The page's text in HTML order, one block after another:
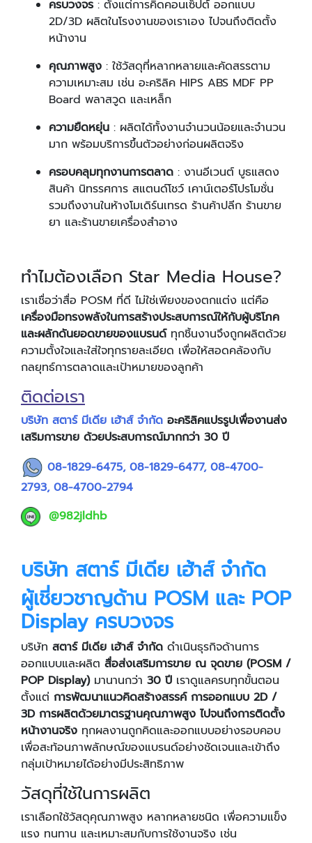
ครบวงจร : ตั้งแต่การคิดคอนเซ็ปต์ ออกแบบ
2D/3D ผลิตในโรงงานของเราเอง ไปจนถึงติดตั้ง
หน้างาน
คุณภาพสูง : ใช้วัสดุที่หลากหลายและคัดสรรตาม
ความเหมาะสม เช่น อะคริลิค HIPS ABS MDF PP
Board พลาสวูด และเหล็ก
ความยืดหยุ่น : ผลิตได้ทั้งงานจำนวนน้อยและจำนวน
มาก พร้อมบริการขึ้นตัวอย่างก่อนผลิตจริง
ครอบคลุมทุกงานการตลาด : งานอีเวนต์ บูธแสดง
สินค้า นิทรรศการ สแตนด์โชว์ เคาน์เตอร์โปรโมชั่น
รวมถึงงานในห้างโมเดิร์นเทรด ร้านค้าปลีก ร้านขาย
ยา และร้านขายเครื่องสำอาง
ทำไมต้องเลือก Star Media House?
เราเชื่อว่าสื่อ POSM ที่ดี ไม่ใช่เพียงของตกแต่ง แต่คือ
เครื่องมือทรงพลังในการสร้างประสบการณ์ให้กับผู้บริโภค
และผลักดันยอดขายของแบรนด์ทุกชิ้นงานจึงถูกผลิตด้วย
ความตั้งใจและใส่ใจทุกรายละเอียด เพื่อให้สอดคล้องกับ
กลยุทธ์การตลาดและเป้าหมายของลูกค้า
ติดต่อเรา
บริษัท สตาร์ มีเดีย เฮ้าส์ จำกัด อะคริลิคแปรรูปเพื่องานส่ง
เสริมการขาย ด้วยประสบการณ์มากกว่า 30 ปี
08-1829-6475, 08-1829-6477, 08-4700-
2793, 08-4700-2794
@982jldhb
บริษัท สตาร์ มีเดีย เฮ้าส์ จำกัด
ผู้เชี่ยวชาญด้าน POSM และ POP
Display ครบวงจร
บริษัท สตาร์ มีเดีย เฮ้าส์ จำกัด ดำเนินธุรกิจด้านการ
ออกแบบและผลิต สื่อส่งเสริมการขาย ณ จุดขาย (POSM /
POP Display)มานานกว่า 30 ปี เราดูแลครบทุกขั้นตอน
ตั้งแต่ การพัฒนาแนวคิดสร้างสรรค์ การออกแบบ 2D /
3D การผลิตด้วยมาตรฐานคุณภาพสูง ไปจนถึงการติดตั้ง
หน้างานจริง ทุกผลงานถูกคิดและออกแบบอย่างรอบคอบ
เพื่อสะท้อนภาพลักษณ์ของแบรนด์อย่างชัดเจนและเข้าถึง
กลุ่มเป้าหมายได้อย่างมีประสิทธิภาพ
วัสดุที่ใช้ในการผลิต
เราเลือกใช้วัสดุคุณภาพสูง หลากหลายชนิด เพื่อความแข็ง
แรง ทนทาน และเหมาะสมกับการใช้งานจริง เช่น